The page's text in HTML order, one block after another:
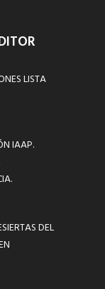
LISTA
IAAP.
DEL